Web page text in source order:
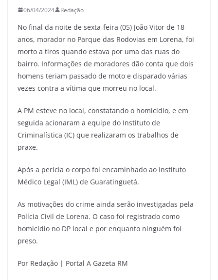
06/04/2024 Redação
No final da noite de sexta-feira (05) João Vitor de 18
anos, morador no Parque das Rodovias em Lorena, foi
morto a tiros quando estava por uma das ruas do
bairro. Informações de moradores dão conta que dois
homens teriam passado de moto e disparado várias
vezes contra a vítima que morreu no local.
A PM esteve no local, constatando o homicídio, e em
seguida acionaram a equipe do Instituto de
Criminalística (IC) que realizaram os trabalhos de
praxe.
Após a perícia o corpo foi encaminhado ao Instituto
Médico Legal (IML) de Guaratinguetá.
As motivações do crime ainda serão investigadas pela
Polícia Civil de Lorena. O caso foi registrado como
homicídio no DP local e por enquanto ninguém foi
preso.
Por Redação | Portal A Gazeta RM